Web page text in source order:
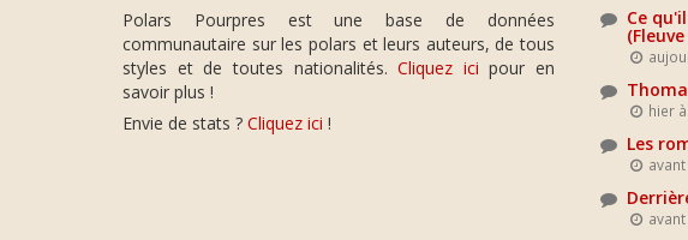
Polars Pourpres est une base de données
communautaire sur les polars et leurs auteurs, de tous
styles et de toutes nationalités.Cliquez ici pour en
savoir plus !
Envie de stats ? Cliquez ici !
Ce
hier
Les